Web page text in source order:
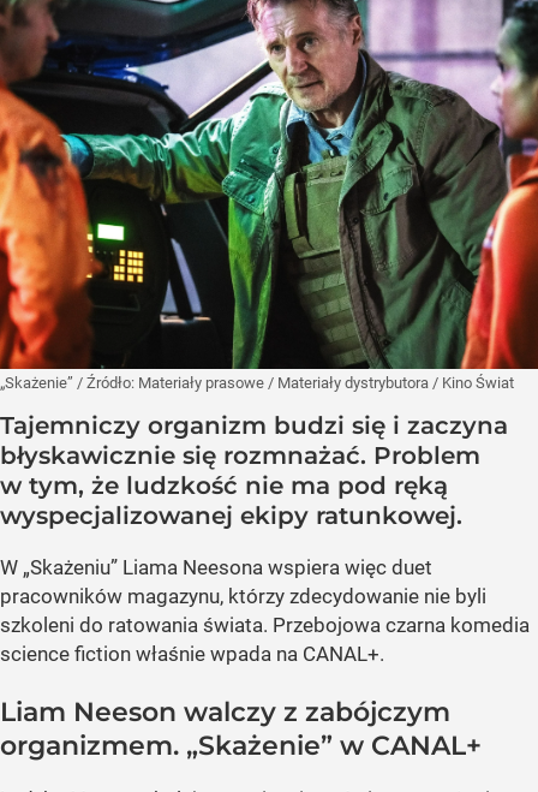
„Skażenie” / Źródło: Materiały prasowe / Materiały dystrybutora / Kino Świat
Tajemniczy organizm budzi się i zaczyna
błyskawicznie się rozmnażać. Problem
w tym, że ludzkość nie ma pod ręką
wyspecjalizowanej ekipy ratunkowej.
W „Skażeniu” Liama Neesona wspiera więc duet
pracowników magazynu, którzy zdecydowanie nie byli
szkoleni do ratowania świata. Przebojowa czarna komedia
science fiction właśnie wpada na CANAL+.
Liam Neeson walczy z zabójczym
organizmem. „Skażenie” w CANAL+